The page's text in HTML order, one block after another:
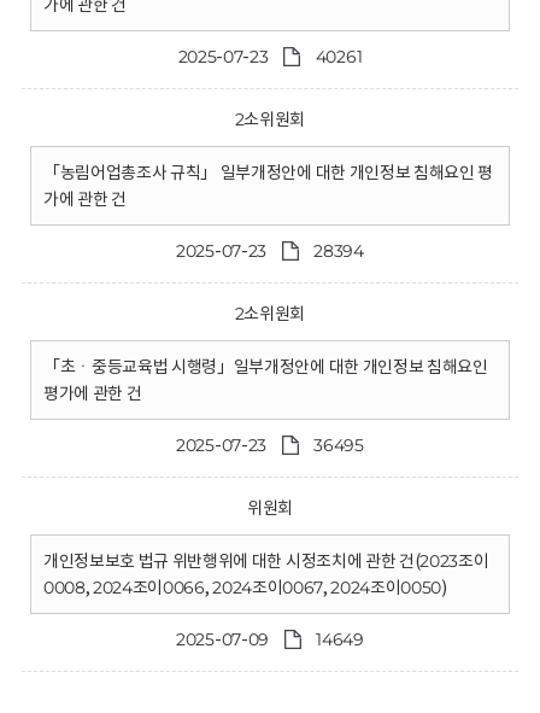
가에 관한 건
2025-07-23 40261
2소위원회
「농림어업총조사 규칙」 일부개정안에 대한 개인정보 침해요인 평
가에 관한 건
2025-07-23 28394
2소위원회
「초ㆍ중등교육법 시행령」일부개정안에 대한 개인정보 침해요인
평가에 관한 건
2025-07-23 36495
위원회
개인정보보호 법규 위반행위에 대한 시정조치에 관한 건(2023조이
0008, 2024조이0066, 2024조이0067, 2024조이0050)
2025-07-09 14649